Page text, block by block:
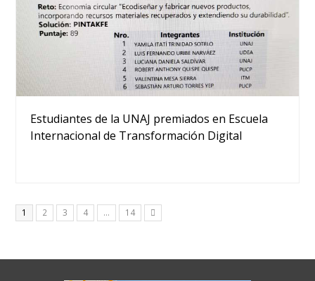
Estudiantes de la UNAJ premiados en Escuela
Internacional de Transformación Digital
Page
1 Page
2 Page
3 Page
4 … Page
14